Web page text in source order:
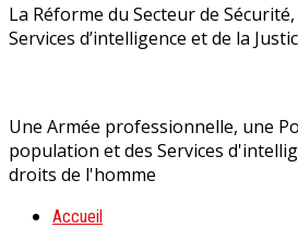
La Réforme du Secteur de Sécurité,
Services d’intelligence et de la
Une Armée professionnelle, une
population et des Services
droits de l'homme
Accueil